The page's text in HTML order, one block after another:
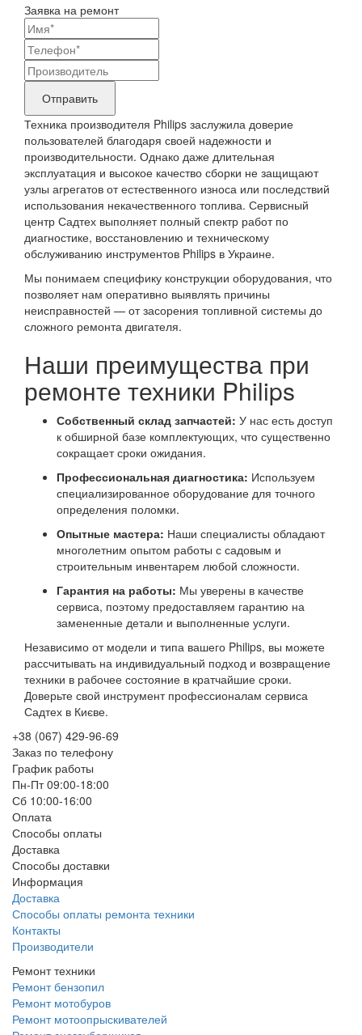
Заявка на ремонт
Ваши
контактные
данные
Название
бренда
продукта,
требующего
ремонта
Отправить
Техника производителя Philips заслужила доверие
пользователей благодаря своей надежности и
производительности. Однако даже длительная
эксплуатация и высокое качество сборки не защищают
узлы агрегатов от естественного износа или последствий
использования некачественного топлива. Сервисный
центр Садтех выполняет полный спектр работ по
диагностике, восстановлению и техническому
обслуживанию инструментов Philips в Украине.
Мы понимаем специфику конструкции оборудования, что
позволяет нам оперативно выявлять причины
неисправностей — от засорения топливной системы до
сложного ремонта двигателя.
Наши преимущества при
ремонте техники Philips
Собственный склад запчастей: У нас есть доступ
к обширной базе комплектующих, что существенно
сокращает сроки ожидания.
Профессиональная диагностика: Используем
специализированное оборудование для точного
определения поломки.
Опытные мастера: Наши специалисты обладают
многолетним опытом работы с садовым и
строительным инвентарем любой сложности.
Гарантия на работы: Мы уверены в качестве
сервиса, поэтому предоставляем гарантию на
замененные детали и выполненные услуги.
Независимо от модели и типа вашего Philips, вы можете
рассчитывать на индивидуальный подход и возвращение
техники в рабочее состояние в кратчайшие сроки.
Доверьте свой инструмент профессионалам сервиса
Садтех в Києве.
+38 (067) 429-96-69
Заказ по телефону
График работы
Пн-Пт 09:00-18:00
Сб 10:00-16:00
Оплата
Способы оплаты
Доставка
Способы доставки
Информация
Доставка
Способы оплаты ремонта техники
Контакты
Производители
Ремонт техники
Ремонт бензопил
Ремонт мотобуров
Ремонт мотоопрыскивателей